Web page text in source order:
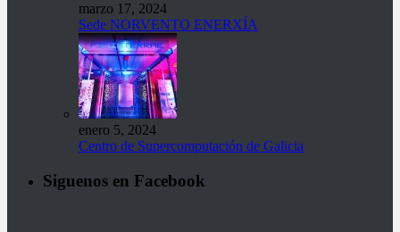
marzo 17, 2024
Sede NORVENTO ENERXÍA
enero 5, 2024
Centro de Supercomputación de Galicia
Siguenos en Facebook